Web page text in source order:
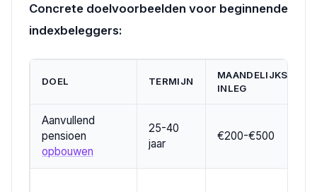
Concrete doelvoorbeelden voor beginnende
indexbeleggers:
DOEL TERMIJN
MAANDELIJKSE
INLEG
Aanvullend
pensioen
opbouwen
25-40
jaar
€200-€500